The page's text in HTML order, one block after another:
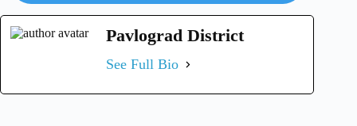
Pavlograd District
See Full Bio